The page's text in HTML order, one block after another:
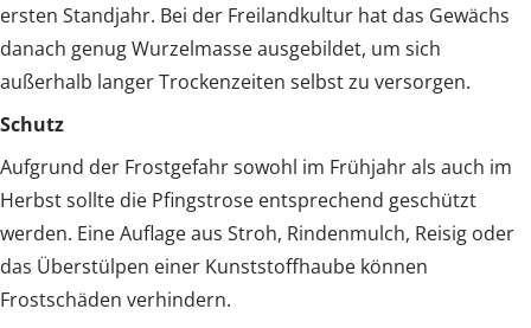
ersten Standjahr. Bei der Freilandkultur hat das Gewächs
danach genug Wurzelmasse ausgebildet, um sich
außerhalb langer Trockenzeiten selbst zu versorgen.
Schutz
Aufgrund der Frostgefahr sowohl im Frühjahr als auch im
Herbst sollte die Pfingstrose entsprechend geschützt
werden. Eine Auflage aus Stroh, Rindenmulch, Reisig oder
das Überstülpen einer Kunststoffhaube können
Frostschäden verhindern.